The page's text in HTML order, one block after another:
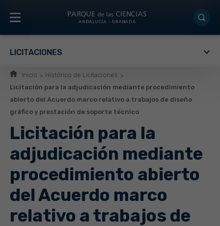
LICITACIONES
Inicio
Histórico de Licitaciones
Licitación para la adjudicación mediante procedimiento
abierto del Acuerdo marco relativo a trabajos de diseño
gráfico y prestación de soporte técnico
Licitación para la
adjudicación mediante
procedimiento abierto
del Acuerdo marco
relativo a trabajos de